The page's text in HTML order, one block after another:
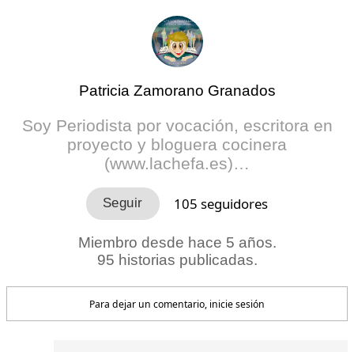
Patricia Zamorano Granados
Soy Periodista por vocación, escritora en
proyecto y bloguera cocinera
(www.lachefa.es)…
105 seguidores
Miembro desde hace 5 años.
95 historias publicadas.
Para dejar un comentario, inicie sesión